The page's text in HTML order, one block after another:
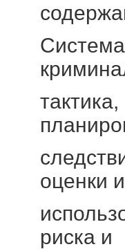
оценки и
риска и